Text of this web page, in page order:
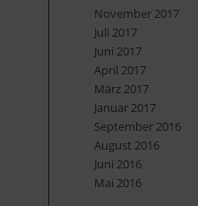
November 2017
Juli 2017
Juni 2017
April 2017
März 2017
Januar 2017
September 2016
August 2016
Juni 2016
Mai 2016